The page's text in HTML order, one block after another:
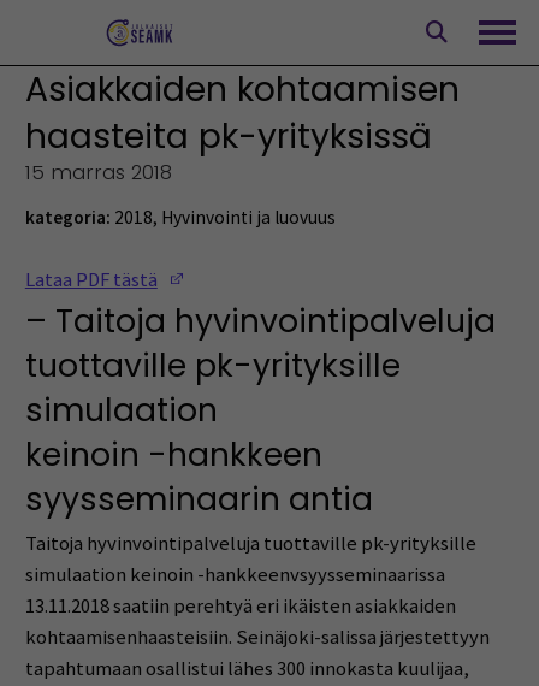
Asiakkaiden kohtaamisen
haasteita pk-yrityksissä
15 marras 2018
kategoria: 2018, Hyvinvointi ja luovuus
Lataa PDF tästä
– Taitoja hyvinvointipalveluja
tuottaville pk-yrityksille
simulaation
keinoin -hankkeen
syysseminaarin antia
Taitoja hyvinvointipalveluja tuottaville pk-yrityksille
simulaation keinoin -hankkeenvsyysseminaarissa
13.11.2018 saatiin perehtyä eri ikäisten asiakkaiden
kohtaamisenhaasteisiin. Seinäjoki-salissa järjestettyyn
tapahtumaan osallistui lähes 300 innokasta kuulijaa,